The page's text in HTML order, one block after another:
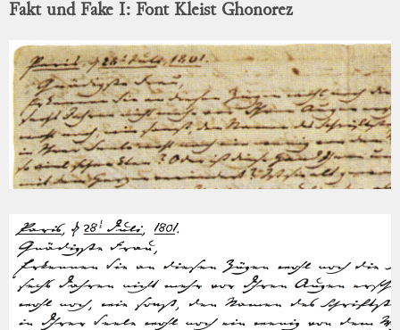
Fakt und Fake I: Font Kleist Ghonorez